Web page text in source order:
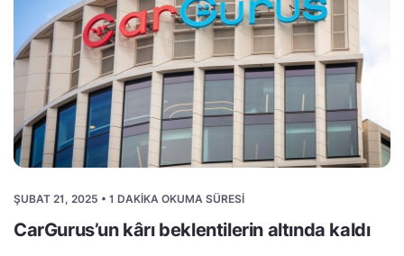
ŞUBAT 21, 2025 • 1 DAKIKA OKUMA SÜRESI
CarGurus’un kârı beklentilerin altında kaldı